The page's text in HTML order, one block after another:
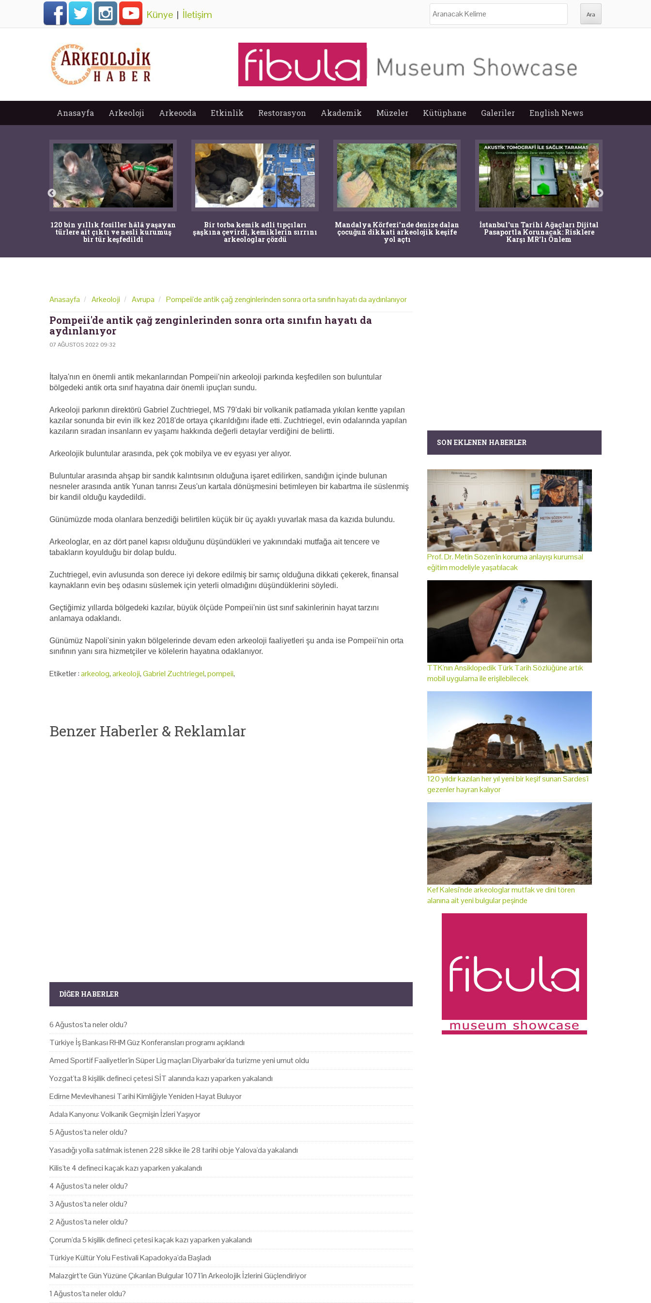
Künye | İletişim
Anasayfa Arkeoloji Arkeooda Etkinlik Restorasyon Akademik Müzeler Kütüphane Galeriler English News
120 bin yıllık fosiller hâlâ yaşayan
türlere ait çıktı ve nesli kurumuş
bir tür keşfedildi
Bir torba kemik adli tıpçıları
şaşkına çevirdi, kemiklerin sırrını
arkeologlar çözdü
Mandalya Körfezi’nde denize dalan
çocuğun dikkati arkeolojik keşife
yol açtı
İstanbul'un Tarihi Ağaçları Dijital
Pasaportla Korunacak: Risklere
Karşı MR'lı Önlem
Anasayfa Arkeoloji Avrupa Pompeii'de antik çağ zenginlerinden sonra orta sınıfın hayatı da aydınlanıyor
Pompeii'de antik çağ zenginlerinden sonra orta sınıfın hayatı da
aydınlanıyor
07 AĞUSTOS 2022 09:32
İtalya'nın en önemli antik mekanlarından Pompeii'nin arkeoloji parkında keşfedilen son buluntular
bölgedeki antik orta sınıf hayatına dair önemli ipuçları sundu.
Arkeoloji parkının direktörü Gabriel Zuchtriegel, MS 79'daki bir volkanik patlamada yıkılan kentte yapılan
kazılar sonunda bir evin ilk kez 2018'de ortaya çıkarıldığını ifade etti. Zuchtriegel, evin odalarında yapılan
kazıların sıradan insanların ev yaşamı hakkında değerli detaylar verdiğini de belirtti.
Arkeolojik buluntular arasında, pek çok mobilya ve ev eşyası yer alıyor.
Buluntular arasında ahşap bir sandık kalıntısının olduğuna işaret edilirken, sandığın içinde bulunan
nesneler arasında antik Yunan tanrısı Zeus'un kartala dönüşmesini betimleyen bir kabartma ile süslenmiş
bir kandil olduğu kaydedildi.
Günümüzde moda olanlara benzediği belirtilen küçük bir üç ayaklı yuvarlak masa da kazıda bulundu.
Arkeologlar, en az dört panel kapısı olduğunu düşündükleri ve yakınındaki mutfağa ait tencere ve
tabakların koyulduğu bir dolap buldu.
Zuchtriegel, evin avlusunda son derece iyi dekore edilmiş bir sarnıç olduğuna dikkati çekerek, finansal
kaynakların evin beş odasını süslemek için yeterli olmadığını düşündüklerini söyledi.
Geçtiğimiz yıllarda bölgedeki kazılar, büyük ölçüde Pompeii'nin üst sınıf sakinlerinin hayat tarzını
anlamaya odaklandı.
Günümüz Napoli'sinin yakın bölgelerinde devam eden arkeoloji faaliyetleri şu anda ise Pompeii'nin orta
sınıfının yanı sıra hizmetçiler ve kölelerin hayatına odaklanıyor.
Etiketler :arkeolog,arkeoloji,Gabriel Zuchtriegel,pompeii,
Benzer Haberler & Reklamlar
DIĞER HABERLER
6 Ağustos'ta neler oldu?
Türkiye İş Bankası RHM Güz Konferansları programı açıklandı
Amed Sportif Faaliyetler'in Süper Lig maçları Diyarbakır'da turizme yeni umut oldu
Yozgat'ta 8 kişilik defineci çetesi SİT alanında kazı yaparken yakalandı
Edirne Mevlevihanesi Tarihi Kimliğiyle Yeniden Hayat Buluyor
Adala Kanyonu: Volkanik Geçmişin İzleri Yaşıyor
5 Ağustos'ta neler oldu?
Yasadığı yolla satılmak istenen 228 sikke ile 28 tarihi obje Yalova'da yakalandı
Kilis'te 4 defineci kaçak kazı yaparken yakalandı
4 Ağustos'ta neler oldu?
3 Ağustos'ta neler oldu?
2 Ağustos'ta neler oldu?
Çorum'da 5 kişilik defineci çetesi kaçak kazı yaparken yakalandı
Türkiye Kültür Yolu Festivali Kapadokya'da Başladı
Malazgirt'te Gün Yüzüne Çıkarılan Bulgular 1071'in Arkeolojik İzlerini Güçlendiriyor
1 Ağustos'ta neler oldu?
SON EKLENEN HABERLER
Prof. Dr. Metin Sözen'in koruma anlayışı kurumsal
eğitim modeliyle yaşatılacak
TTK'nın Ansiklopedik Türk Tarih Sözlüğüne artık
mobil uygulama ile erişilebilecek
120 yıldır kazılan her yıl yeni bir keşif sunan Sardes'i
gezenler hayran kalıyor
Kef Kalesi'nde arkeologlar mutfak ve dini tören
alanına ait yeni bulgular peşinde